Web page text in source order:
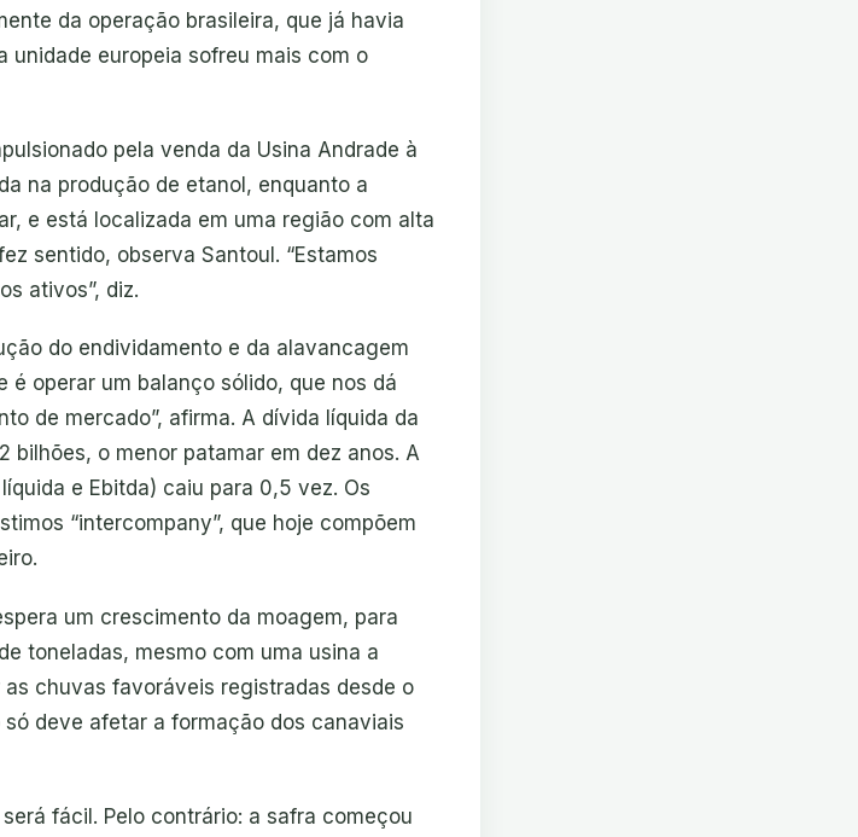
da operação brasileira, que já havia
unidade europeia sofreu mais com o
pela venda da Usina Andrade à
na produção de etanol, enquanto a
e está localizada em uma região com alta
sentido, observa Santoul. “Estamos
ativos”, diz.
do endividamento e da alavancagem
é operar um balanço sólido, que nos dá
de mercado”, afirma. A dívida líquida da
bilhões, o menor patamar em dez anos. A
e Ebitda) caiu para 0,5 vez. Os
“intercompany”, que hoje compõem
um crescimento da moagem, para
toneladas, mesmo com uma usina a
chuvas favoráveis registradas desde o
deve afetar a formação dos canaviais
fácil. Pelo contrário: a safra começou